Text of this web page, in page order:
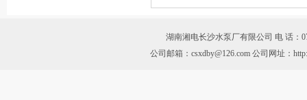
湖南湘电长沙水泵厂有限公司 电 话：
公司邮箱：csxdby@126.com 公司网址：